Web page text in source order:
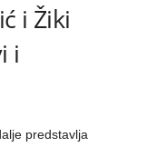
i Žiki
i
predstavlja